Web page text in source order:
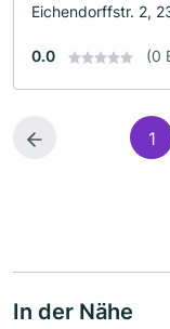
Eichendorffstr. 2,
0.0 (0
1
In der Nähe